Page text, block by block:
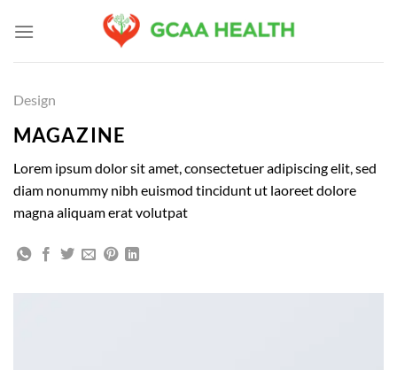
Design
MAGAZINE
Lorem ipsum dolor sit amet, consectetuer adipiscing elit, sed
diam nonummy nibh euismod tincidunt ut laoreet dolore
magna aliquam erat volutpat